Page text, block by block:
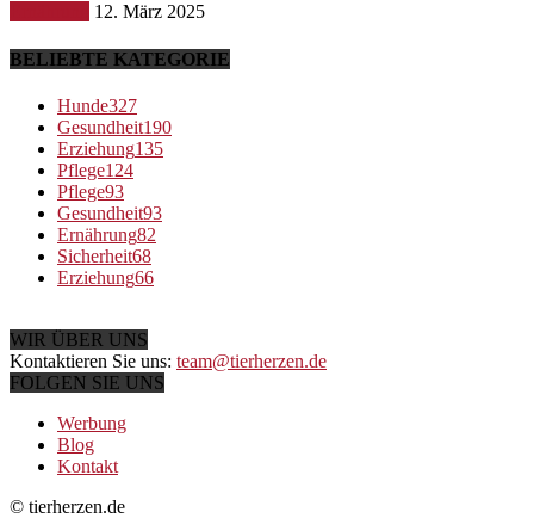
12. März 2025
BELIEBTE KATEGORIE
Hunde327
Gesundheit190
Erziehung135
Pflege124
Pflege93
Gesundheit93
Ernährung82
Sicherheit68
Erziehung66
WIR ÜBER UNS
Kontaktieren Sie uns: team@tierherzen.de
FOLGEN SIE UNS
Werbung
Blog
Kontakt
© tierherzen.de